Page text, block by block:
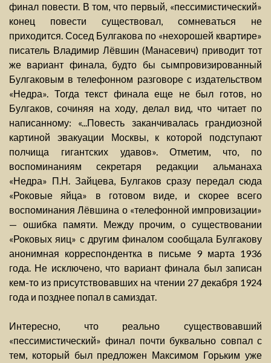
финал повести. В том, что первый, «пессимистический»
конец повести существовал, сомневаться не
приходится. Сосед Булгакова по «нехорошей квартире»
писатель Владимир Лёвшин (Манасевич) приводит тот
же вариант финала, будто бы сымпровизированный
Булгаковым в телефонном разговоре с издательством
«Недра». Тогда текст финала еще не был готов, но
Булгаков, сочиняя на ходу, делал вид, что читает по
написанному: «...Повесть заканчивалась грандиозной
картиной эвакуации Москвы, к которой подступают
полчища гигантских удавов». Отметим, что, по
воспоминаниям секретаря редакции альманаха
«Недра» П.Н. Зайцева, Булгаков сразу передал сюда
«Роковые яйца» в готовом виде, и скорее всего
воспоминания Лёвшина о «телефонной импровизации»
— ошибка памяти. Между прочим, о существовании
«Роковых яиц» с другим финалом сообщала Булгакову
анонимная корреспондентка в письме 9 марта 1936
года. Не исключено, что вариант финала был записан
кем-то из присутствовавших на чтении 27 декабря 1924
года и позднее попал в самиздат.
Интересно, что реально существовавший
«пессимистический» финал почти буквально совпал с
тем, который был предложен Максимом Горьким уже